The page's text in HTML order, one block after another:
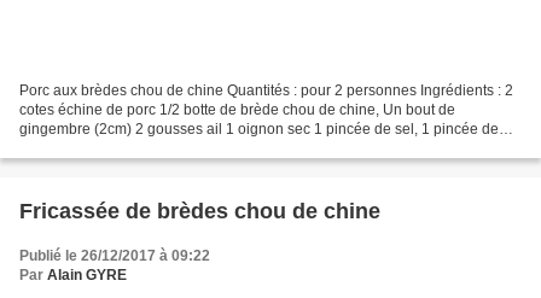
Porc aux brèdes chou de chine Quantités : pour 2 personnes Ingrédients : 2
cotes échine de porc 1/2 botte de brède chou de chine, Un bout de
gingembre (2cm) 2 gousses ail 1 oignon sec 1 pincée de sel, 1 pincée de
Fricassée de brèdes chou de chine
Publié le 26/12/2017 à 09:22
Par Alain GYRE